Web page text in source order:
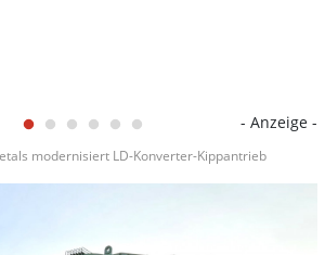
- Anzeige -
modernisiert LD-Konverter-Kippantrieb